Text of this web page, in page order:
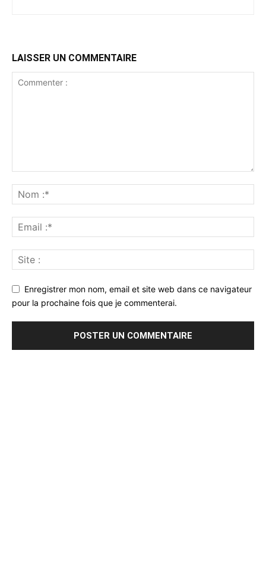
LAISSER UN COMMENTAIRE
Enregistrer mon nom, email et site web dans ce navigateur
pour la prochaine fois que je commenterai.